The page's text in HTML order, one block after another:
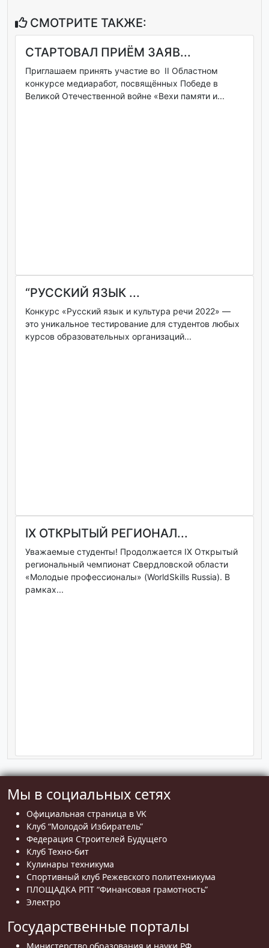
СМОТРИТЕ ТАКЖЕ:
СТАРТОВАЛ ПРИЁМ ЗАЯВ...
Приглашаем принять участие во II Областном
конкурсе медиаработ, посвящённых Победе в
Великой Отечественной войне «Вехи памяти и...
“РУССКИЙ ЯЗЫК ...
Конкурс «Русский язык и культура речи 2022» —
это уникальное тестирование для студентов любых
курсов образовательных организаций...
IX ОТКРЫТЫЙ РЕГИОНАЛ...
Уважаемые студенты! Продолжается IX Открытый
региональный чемпионат Свердловской области
«Молодые профессионалы» (WorldSkills Russia). В
рамках...
Мы в социальных сетях
Официальная страница в VK
Клуб “Молодой Избиратель”
Федерация Строителей Будущего
Клуб Техно-бит
Кулинары техникума
Спортивный клуб Режевского политехникума
ПЛОЩАДКА РПТ “Финансовая грамотность”
Электро
Государственные порталы